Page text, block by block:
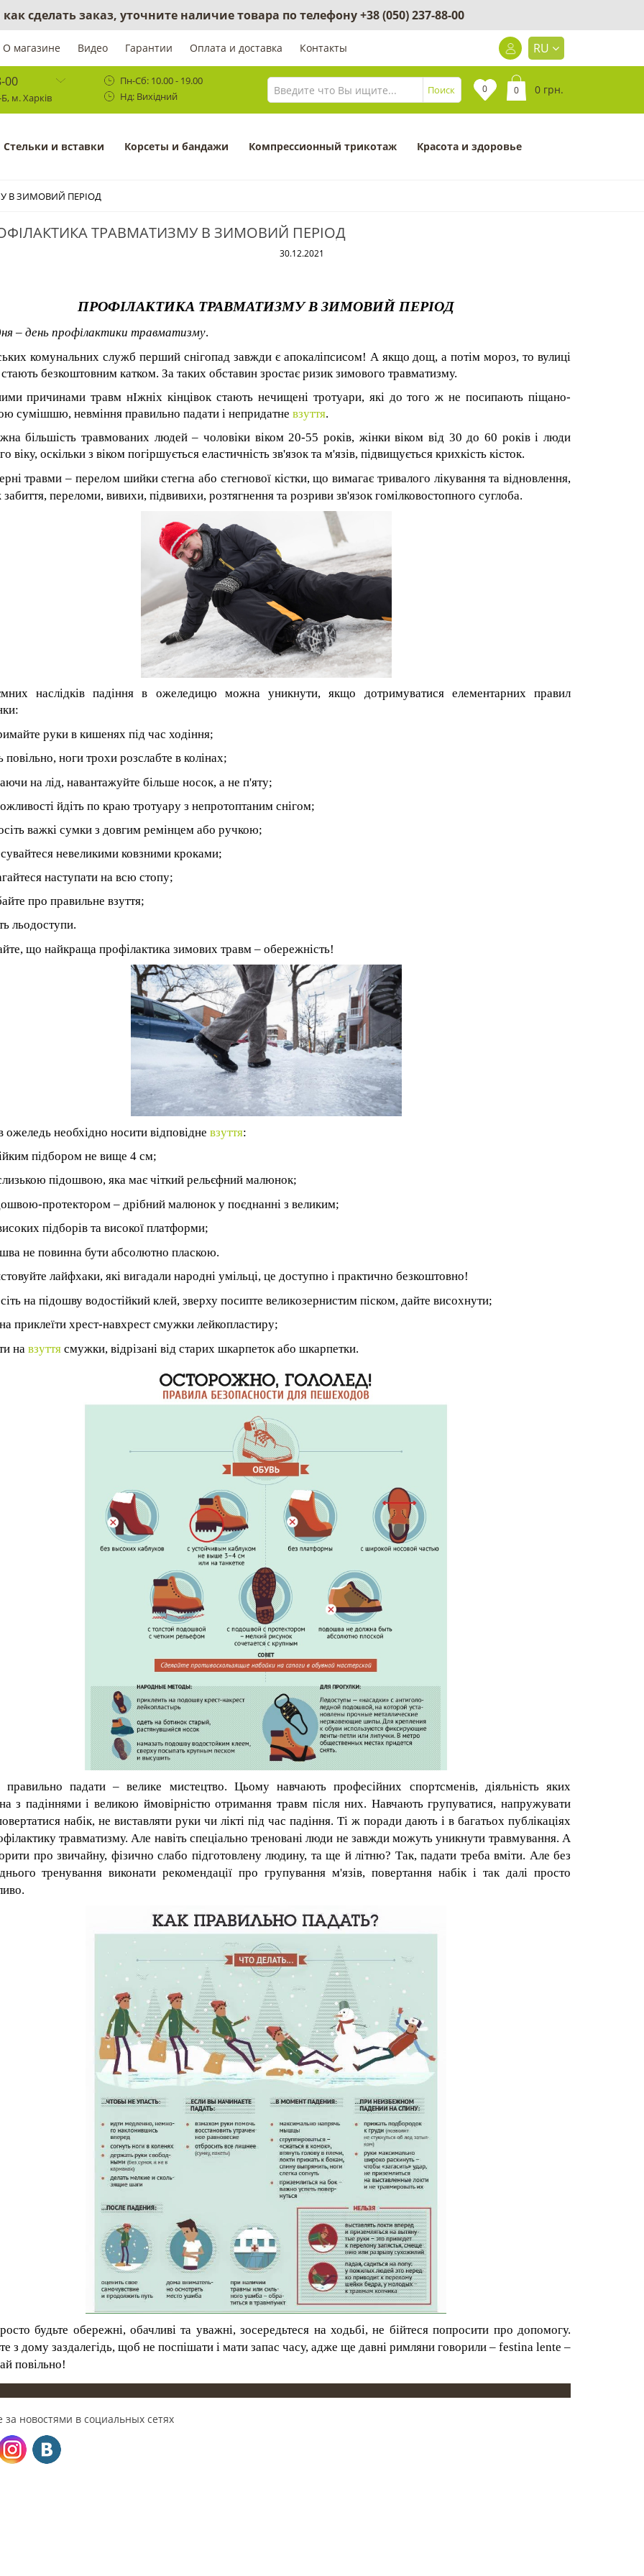
сделать заказ, уточните наличие товара по телефону+38 (050) 237-88-00
О магазине Видео Гарантии Оплата и доставка Контакты RU
00
м. Харків
Пн-Сб: 10.00 - 19.00
Нд: Вихідний
Поиск 0 0 0 грн.
Cтельки и вставки Корсеты и бандажи Компрессионный трикотаж Красота и здоровье
В ЗИМОВИЙ ПЕРІОД
ТРАВМАТИЗМУ В ЗИМОВИЙ ПЕРІОД
30.12.2021
ПРОФІЛАКТИКА ТРАВМАТИЗМУ В ЗИМОВИЙ ПЕРІОД
– день профілактики травматизму.
комунальних служб перший снігопад завжди є апокаліпсисом! А якщо дощ, а потім мороз, то вулиці
безкоштовним катком. За таких обставин зростає ризик зимового травматизму.
причинами травм нІжніх кінцівок стають нечищені тротуари, які до того ж не посипають піщано-
сумішшю, невміння правильно падати і непридатне взуття.
більшість травмованих людей – чоловіки віком 20-55 років, жінки віком від 30 до 60 років і люди
віку, оскільки з віком погіршується еластичність зв'язок та м'язів, підвищується крихкість кісток.
травми – перелом шийки стегна або стегнової кістки, що вимагає тривалого лікування та відновлення,
забиття, переломи, вивихи, підвивихи, розтягнення та розриви зв'язок гомілковостопного суглоба.
наслідків падіння в ожеледицю можна уникнути, якщо дотримуватися елементарних правил
руки в кишенях під час ходіння;
повільно, ноги трохи розслабте в колінах;
на лід, навантажуйте більше носок, а не п'яту;
йдіть по краю тротуару з непротоптаним снігом;
важкі сумки з довгим ремінцем або ручкою;
невеликими ковзними кроками;
наступати на всю стопу;
про правильне взуття;
льодоступи.
що найкраща профілактика зимових травм – обережність!
ожеледь необхідно носити відповідне взуття:
підбором не вище 4 см;
підошвою, яка має чіткий рельєфний малюнок;
протектором–дрібний малюнок у поєднанні з великим;
підборів та високої платформи;
не повинна бути абсолютно пласкою.
лайфхаки, які вигадали народні умільці, це доступно і практично безкоштовно!
на підошву водостійкий клей, зверху посипте великозернистимпіском, дайте висохнути;
приклеїти хрест-навхрест смужки лейкопластиру;
на взуттясмужки, відрізані від старих шкарпеток або шкарпетки.
правильно падати – велике мистецтво. Цьому навчають професійних спортсменів, діяльність яких
з падіннями і великою ймовірністю отримання травм після них. Навчають групуватися, напружувати
набік, не виставляти руки чи лікті під час падіння. Ті ж поради дають і в багатьох публікаціях
травматизму. Але навіть спеціально треновані люди не завжди можуть уникнути травмування. А
про звичайну, фізично слабо підготовлену людину, та ще й літню? Так, падати треба вміти. Але без
тренування виконати рекомендації про групування м'язів, повертання набік і так далі просто
будьте обережні, обачливі та уважні, зосередьтеся на ходьбі, не бійтеся попросити про допомогу.
з дому заздалегідь, щоб не поспішати і мати запас часу, адже ще давні римляни говорили – festina lente –
повільно!
за новостями в социальных сетях